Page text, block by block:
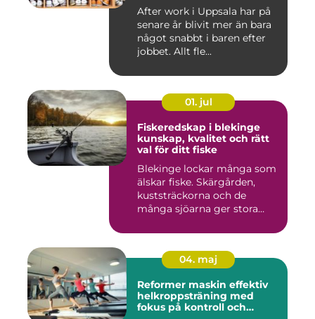
After work i Uppsala har på
senare år blivit mer än bara
något snabbt i baren efter
jobbet. Allt fle...
01. jul
Fiskeredskap i blekinge
kunskap, kvalitet och rätt
val för ditt fiske
Blekinge lockar många som
älskar fiske. Skärgården,
kuststräckorna och de
många sjöarna ger stora
04. maj
Reformer maskin effektiv
helkroppsträning med
fokus på kontroll och